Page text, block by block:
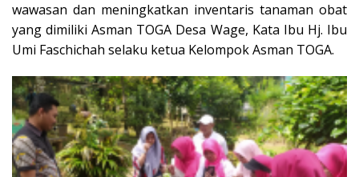
wawasan dan meningkatkan inventaris tanaman obat
yang dimiliki Asman TOGA Desa Wage, Kata Ibu Hj. Ibu
Umi Faschichah selaku ketua Kelompok Asman TOGA.